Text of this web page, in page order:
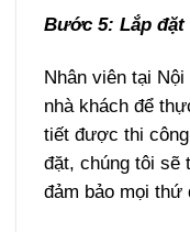
Bước 5: Lắp đặt
Nhân viên tại
nhà khách để
tiết được thi
đặt, chúng tôi sẽ
đảm bảo mọi thứ